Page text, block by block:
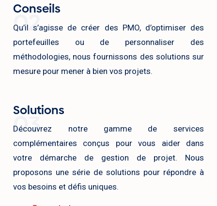
02
Conseils
Qu’il s’agisse de créer des PMO, d’optimiser des
portefeuilles ou de personnaliser des
méthodologies, nous fournissons des solutions sur
mesure pour mener à bien vos projets.
03
Solutions
Découvrez notre gamme de services
complémentaires conçus pour vous aider dans
votre démarche de gestion de projet. Nous
proposons une série de solutions pour répondre à
vos besoins et défis uniques.